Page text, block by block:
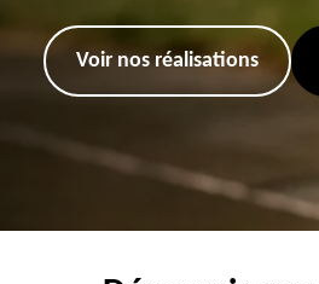
Voir nos réalisations